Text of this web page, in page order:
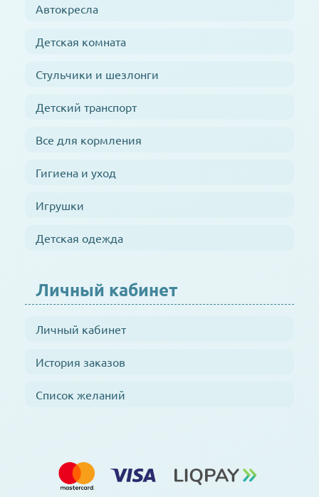
Автокресла
Детская комната
Стульчики и шезлонги
Детский транспорт
Все для кормления
Гигиена и уход
Игрушки
Детская одежда
Личный кабинет
Личный кабинет
История заказов
Список желаний